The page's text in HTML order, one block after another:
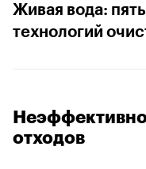
Живая вода:
технологий
отходов